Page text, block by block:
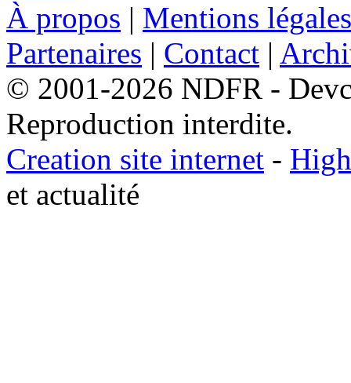
À propos | Mentions légales
Partenaires | Contact |
© 2001-2026 NDFR -
Reproduction interdite.
Creation site internet -
et actualité